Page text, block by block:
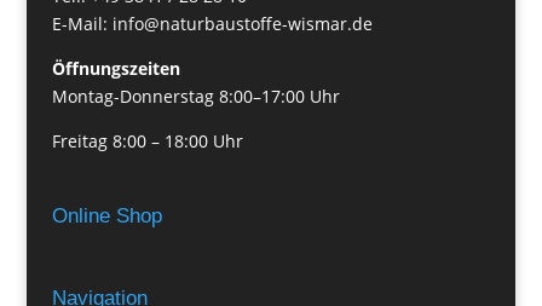
E-Mail: info@naturbaustoffe-wismar.de
Öffnungszeiten
Montag-Donnerstag 8:00–17:00 Uhr
Freitag 8:00 – 18:00 Uhr
Online Shop
Navigation